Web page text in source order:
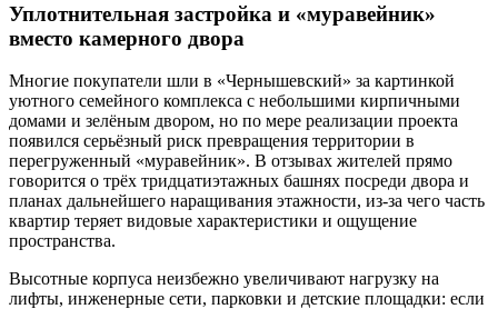
Уплотнительная застройка и «муравейник»
вместо камерного двора
Многие покупатели шли в «Чернышевский» за картинкой
уютного семейного комплекса с небольшими кирпичными
домами и зелёным двором, но по мере реализации проекта
появился серьёзный риск превращения территории в
перегруженный «муравейник». В отзывах жителей прямо
говорится о трёх тридцатиэтажных башнях посреди двора и
планах дальнейшего наращивания этажности, из-за чего часть
квартир теряет видовые характеристики и ощущение
пространства.
Высотные корпуса неизбежно увеличивают нагрузку на
лифты, инженерные сети, парковки и детские площадки: если